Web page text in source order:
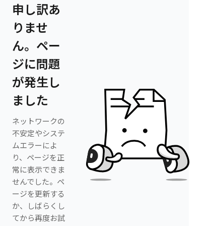
申し訳あ
りませ
ん。ペー
ジに問題
が発生し
ました
ネットワークの
不安定やシステ
ムエラーによ
り、ページを正
常に表示できま
せんでした。ペ
ージを更新する
か、しばらくし
てから再度お試